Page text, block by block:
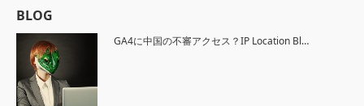
BLOG
GA4に中国の不審アクセス？IP Location Bl…